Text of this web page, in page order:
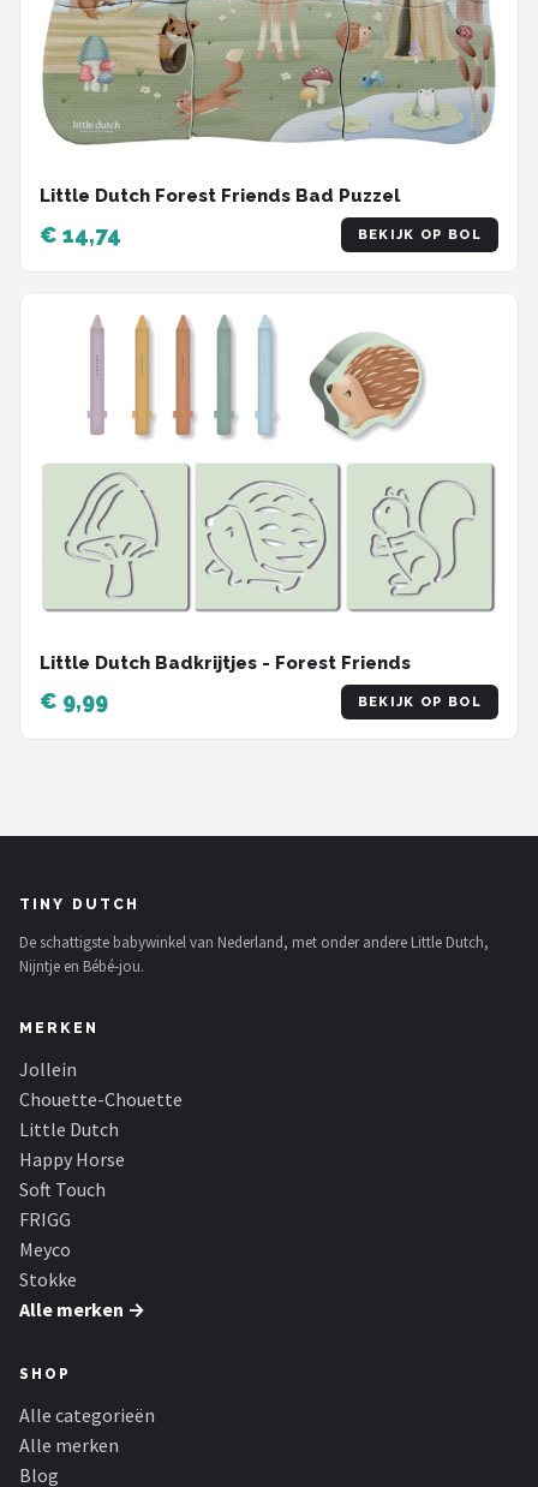
Little Dutch Forest Friends Bad Puzzel
€ 14,74 BEKIJK OP BOL
Little Dutch Badkrijtjes - Forest Friends
€ 9,99 BEKIJK OP BOL
TINY DUTCH
De schattigste babywinkel van Nederland, met onder andere Little Dutch,
Nijntje en Bébé-jou.
MERKEN
Jollein
Chouette-Chouette
Little Dutch
Happy Horse
Soft Touch
FRIGG
Meyco
Stokke
Alle merken →
SHOP
Alle categorieën
Alle merken
Blog